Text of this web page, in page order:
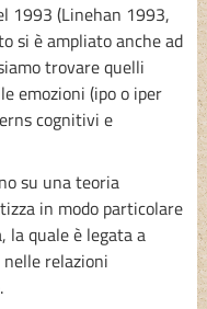
1993 (Linehan 1993,
si è ampliato anche ad
trovare quelli
emozioni (ipo o iper
cognitivi e
su una teoria
in modo particolare
la quale è legata a
relazioni